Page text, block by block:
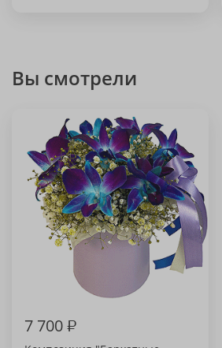
Вы смотрели
7 700₽